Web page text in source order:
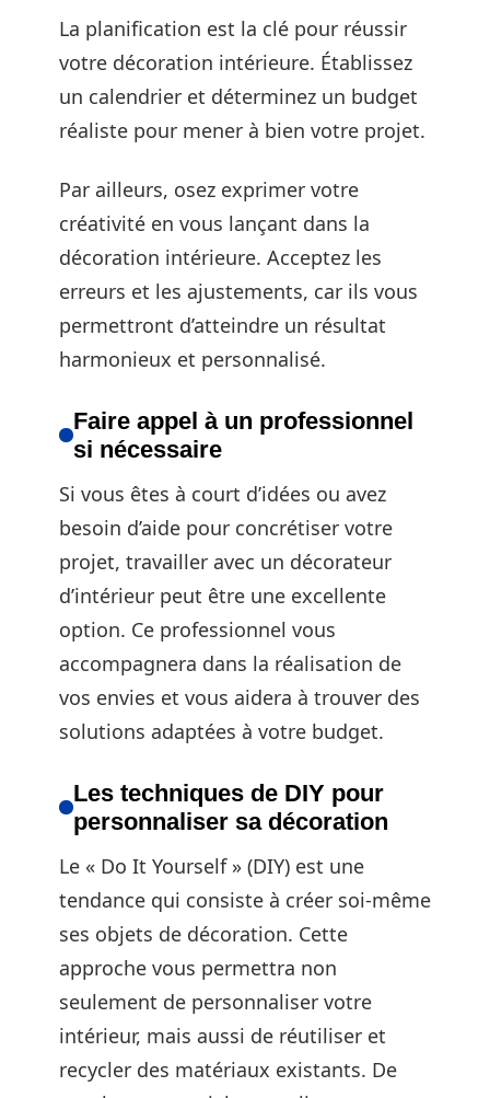
La planification est la clé pour réussir
votre décoration intérieure. Établissez
un calendrier et déterminez un budget
réaliste pour mener à bien votre projet.
Par ailleurs, osez exprimer votre
créativité en vous lançant dans la
décoration intérieure. Acceptez les
erreurs et les ajustements, car ils vous
permettront d’atteindre un résultat
harmonieux et personnalisé.
Faire appel à un professionnel
si nécessaire
Si vous êtes à court d’idées ou avez
besoin d’aide pour concrétiser votre
projet, travailler avec un décorateur
d’intérieur peut être une excellente
option. Ce professionnel vous
accompagnera dans la réalisation de
vos envies et vous aidera à trouver des
solutions adaptées à votre budget.
Les techniques de DIY pour
personnaliser sa décoration
Le « Do It Yourself » (DIY) est une
tendance qui consiste à créer soi-même
ses objets de décoration. Cette
approche vous permettra non
seulement de personnaliser votre
intérieur, mais aussi de réutiliser et
recycler des matériaux existants. De